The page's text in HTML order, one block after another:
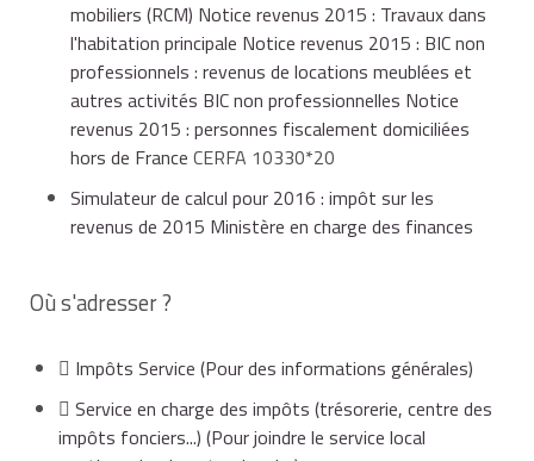
mobiliers (RCM) Notice revenus 2015 : Travaux dans
l'habitation principale Notice revenus 2015 : BIC non
professionnels : revenus de locations meublées et
autres activités BIC non professionnelles Notice
revenus 2015 : personnes fiscalement domiciliées
hors de France CERFA 10330*20
Simulateur de calcul pour 2016 : impôt sur les
revenus de 2015 Ministère en charge des finances
Où s'adresser ?
Impôts Service (Pour des informations générales)
Service en charge des impôts (trésorerie, centre des
impôts fonciers...) (Pour joindre le service local